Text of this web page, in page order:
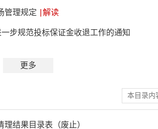
管理规定 解读
步规范投标保证金收退工作的通知
更多
结果目录表（废止）